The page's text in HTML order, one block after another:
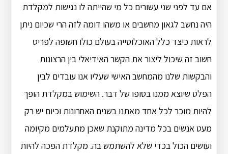
אם עד לפני שני עשורים כל מי שהייתה לו נגישות למקלדת
היה נחשב לגאון מחשבים או משהו דומה לזה הרי שכיום ניתן
לראות כיצד כלל האוכלוסייה בעולם כולו חשופה לפריט
חשוב זה שיכול ליצור את הקשר האידיאלי בין הרצונות
והבקשות שלנו מהמחשב האישי שעליו אנו עובדים לבין
הפלט שיוצא ממנו בסופו של דבר. השימוש במקלדת הופך
להיות מוכר לכל אחד מאתנו בשנים האחרונות וכיום יש רק
מעט אנשים בכל מדינה מתוקנת שאכן מתעלמים מקיומה
ועושים הכול בכדי שלא להשתמש בה. מקלדת הפכה להיות